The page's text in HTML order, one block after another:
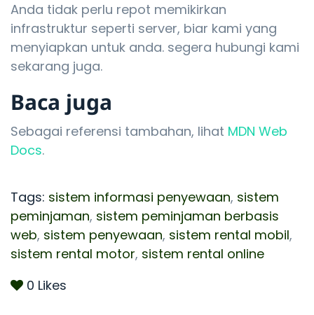
Anda tidak perlu repot memikirkan
infrastruktur seperti server, biar kami yang
menyiapkan untuk anda. segera hubungi kami
sekarang juga.
Baca juga
Sebagai referensi tambahan, lihat MDN Web
Docs.
Tags: sistem informasi penyewaan, sistem
peminjaman, sistem peminjaman berbasis
web, sistem penyewaan, sistem rental mobil,
sistem rental motor, sistem rental online
0 Likes